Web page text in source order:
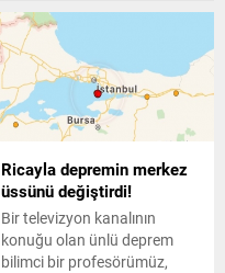
Ricayla depremin merkez
üssünü değiştirdi!
Bir televizyon kanalının
konuğu olan ünlü deprem
bilimci bir profesörümüz,